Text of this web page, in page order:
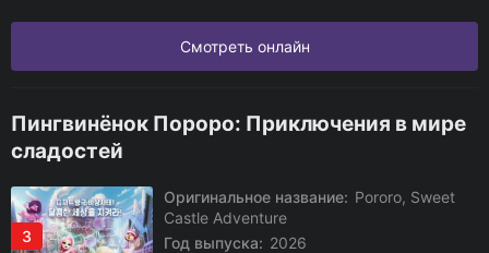
Смотреть онлайн
Пингвинёнок Пороро: Приключения в мире
сладостей
3
Оригинальное название: Pororo, Sweet
Castle Adventure
Год выпуска: 2026